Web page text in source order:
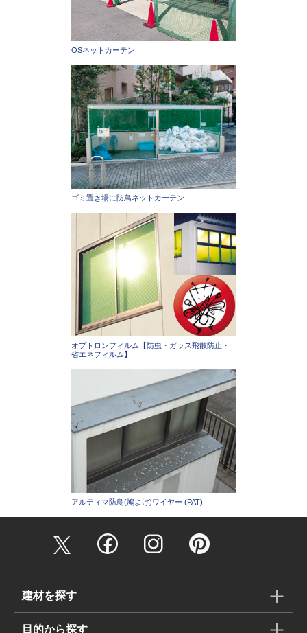
OSネットカーテン
ゴミ置き場に防鳥ネットカーテン
オプトロンフィルム【防虫・ガラス飛散防止・
省エネフィルム】
アルティマ防鳥(鳩よけ)ワイヤー (PAT)
建材を探す
目的から探す